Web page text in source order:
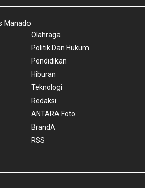
Manado
Olahraga
Politik Dan Hukum
Pendidikan
Hiburan
Teknologi
Redaksi
ANTARA Foto
BrandA
RSS